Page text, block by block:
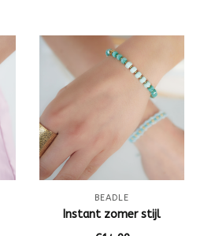
BEADLE
Instant zomer stijl